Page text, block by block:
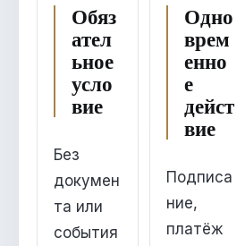
Обяз
ател
ьное
усло
вие
Без
докумен
та или
события
Одно
врем
енно
е
дейст
вие
Подписа
ние,
платёж